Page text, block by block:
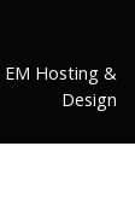
EM Hosting &
Design